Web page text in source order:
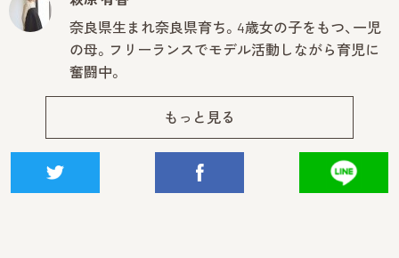
奈良県生まれ奈良県育ち。4歳女の子をもつ、一児
の母。フリーランスでモデル活動しながら育児に
奮闘中。
もっと見る